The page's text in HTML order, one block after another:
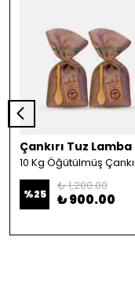
Çankırı Tuz Lamba
%25
₺ 1,200.00
₺ 900.00